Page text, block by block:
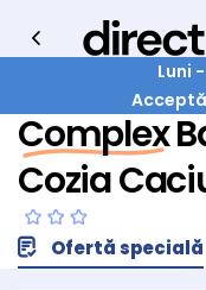
Luni
Complex
Cozia
Ofertă specială